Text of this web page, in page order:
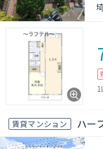
賃貸マンション ハー